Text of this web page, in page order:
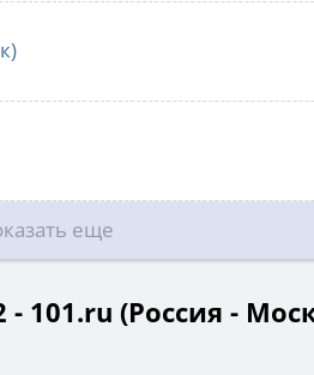
еще
101.ru (Россия -